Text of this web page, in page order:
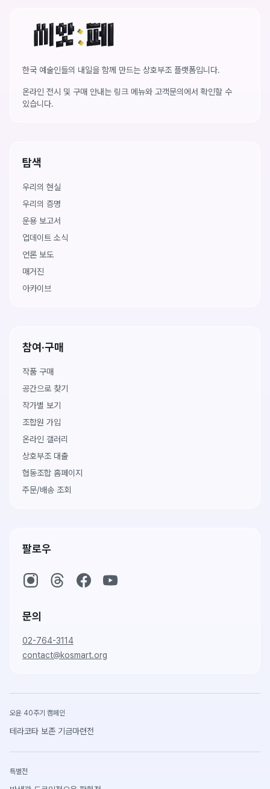
씨앗페 온라인 홈
한국 예술인들의 내일을 함께 만드는 상호부조 플랫폼입니다.
온라인 전시 및 구매 안내는 링크 메뉴와 고객문의에서 확인할 수
있습니다.
탐색
우리의 현실
우리의 증명
운용 보고서
업데이트 소식
언론 보도
매거진
아카이브
참여·구매
작품 구매
공간으로 찾기
작가별 보기
조합원 가입
온라인 갤러리
상호부조 대출
협동조합 홈페이지
주문/배송 조회
팔로우
문의
02-764-3114
contact@kosmart.org
오윤 40주기 캠페인
테라코타 보존 기금마련전
특별전